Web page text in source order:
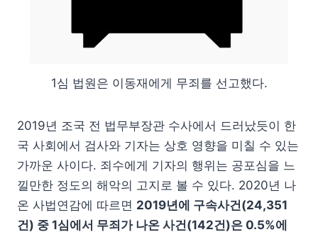
1심 법원은 이동재에게 무죄를 선고했다.
2019년 조국 전 법무부장관 수사에서 드러났듯이 한
국 사회에서 검사와 기자는 상호 영향을 미칠 수 있는
가까운 사이다. 죄수에게 기자의 행위는 공포심을 느
낄만한 정도의 해악의 고지로 볼 수 있다. 2020년 나
온 사법연감에 따르면 2019년에 구속사건(24,351
건) 중 1심에서 무죄가 나온 사건(142건)은 0.5%에